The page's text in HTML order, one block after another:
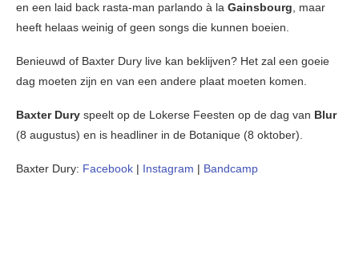
en een laid back rasta-man parlando à la Gainsbourg, maar
heeft helaas weinig of geen songs die kunnen boeien.
Benieuwd of Baxter Dury live kan beklijven? Het zal een goeie
dag moeten zijn en van een andere plaat moeten komen.
Baxter Dury speelt op de Lokerse Feesten op de dag van Blur
(8 augustus) en is headliner in de Botanique (8 oktober).
Baxter Dury: Facebook | Instagram | Bandcamp